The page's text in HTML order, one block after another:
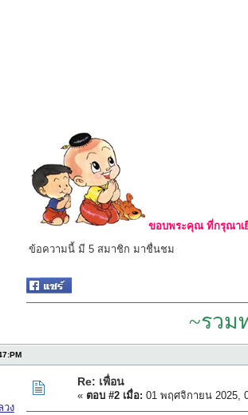
ขอบพระคุณ ที่กรุณาเ
ข้อความนี้ มี 5 สมาชิก มาชื่นชม
~รวม
วง
Re: เพื่อน
« ตอบ #2 เมื่อ: 01 พฤศจิกายน 2025,